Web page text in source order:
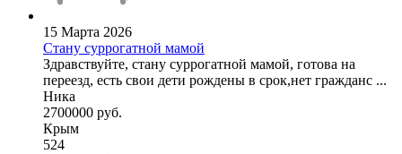
15 Марта 2026
Стану суррогатной мамой
Здравствуйте, стану суррогатной мамой, готова на
переезд, есть свои дети рождены в срок,нет гражданс ...
Ника
2700000 руб.
Крым
524